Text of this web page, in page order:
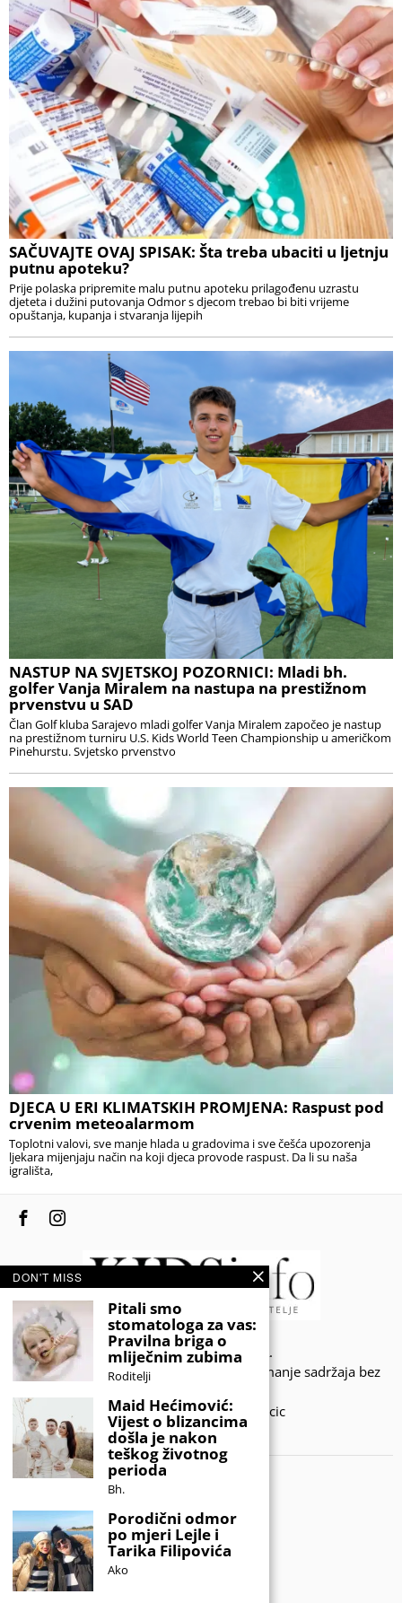
SAČUVAJTE OVAJ SPISAK: Šta treba ubaciti u ljetnju
putnu apoteku?
Prije polaska pripremite malu putnu apoteku prilagođenu uzrastu
djeteta i dužini putovanja Odmor s djecom trebao bi biti vrijeme
opuštanja, kupanja i stvaranja lijepih
NASTUP NA SVJETSKOJ POZORNICI: Mladi bh.
golfer Vanja Miralem na nastupa na prestižnom
prvenstvu u SAD
Član Golf kluba Sarajevo mladi golfer Vanja Miralem započeo je nastup
na prestižnom turniru U.S. Kids World Teen Championship u američkom
Pinehurstu. Svjetsko prvenstvo
DJECA U ERI KLIMATSKIH PROMJENA: Raspust pod
crvenim meteoalarmom
Toplotni valovi, sve manje hlada u gradovima i sve češća upozorenja
ljekara mijenjaju način na koji djeca provode raspust. Da li su naša
igrališta,
© 2020 - KIDSINFO.BA.
Sva prava zadržana. Zabranjeno preuzimanje sadržaja bez
Developed by Amar SIjercic
IZAŠAO JE NOVI MAGAZIN!
DON'T MISS
Pitali smo
stomatologa za vas:
Pravilna briga o
mliječnim zubima
Roditelji
Maid Hećimović:
Vijest o blizancima
došla je nakon
teškog životnog
perioda
Bh.
Porodični odmor
po mjeri Lejle i
Tarika Filipovića
Ako